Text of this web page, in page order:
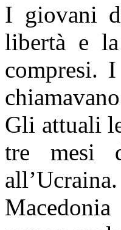
I giovani
libertà e
compresi.
Gli attuali
tre mesi